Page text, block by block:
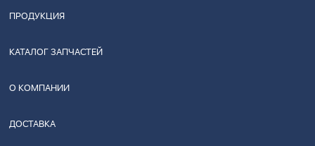
ПРОДУКЦИЯ
КАТАЛОГ ЗАПЧАСТЕЙ
О КОМПАНИИ
ДОСТАВКА